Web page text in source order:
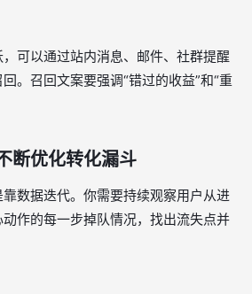
可以通过站内消息、邮件、社群提醒
。召回文案要强调“错过的收益”和“重
断优化转化漏斗
数据迭代。你需要持续观察用户从进
作的每一步掉队情况，找出流失点并